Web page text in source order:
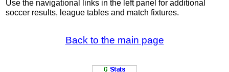
Use the navigational links in the left panel for additional
soccer results, league tables and match fixtures.
Back to the main page